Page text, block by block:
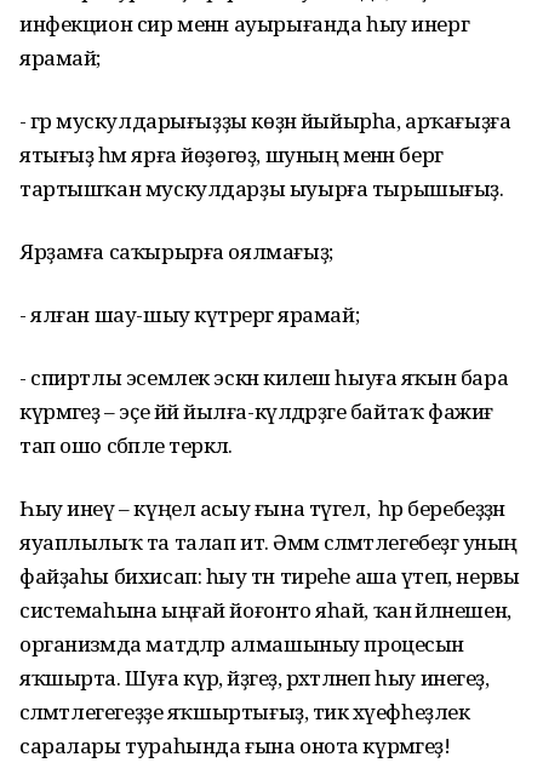
инфекцион сир менән ауырығанда һыу инергә
ярамай;
- әгәр мускулдарығыҙҙы көҙән йыйырһа, арҡағыҙға
ятығыҙ һәм ярға йөҙөгөҙ, шуның менән бергә
тартышҡан мускулдарҙы ыуырға тырышығыҙ.
Ярҙамға саҡырырға оялмағыҙ;
- ялған шау-шыу күтәрергә ярамай;
- спиртлы эсемлек эскән килеш һыуға яҡын бара
күрмәгеҙ – эҫе йәй йылға-күлдәрҙәге байтаҡ фажиғә
тап ошо сәбәпле теркәлә.
Һыу инеү – күңел асыу ғына түгел, ә һәр беребеҙҙән
яуаплылыҡ та талап итә. Әммә сәләмәтлегебеҙгә уның
файҙаһы бихисап: һыу тән тиреһе аша үтеп, нервы
системаһына ыңғай йоғонто яһай, ҡан әйләнешен,
организмда матдәләр алмашыныу процесын
яҡшырта. Шуға күрә, әйҙәгеҙ, рәхәтләнеп һыу инегеҙ,
сәләмәтлегегеҙҙе яҡшыртығыҙ, тик хәүефһеҙлек
саралары тураһында ғына онота күрмәгеҙ!